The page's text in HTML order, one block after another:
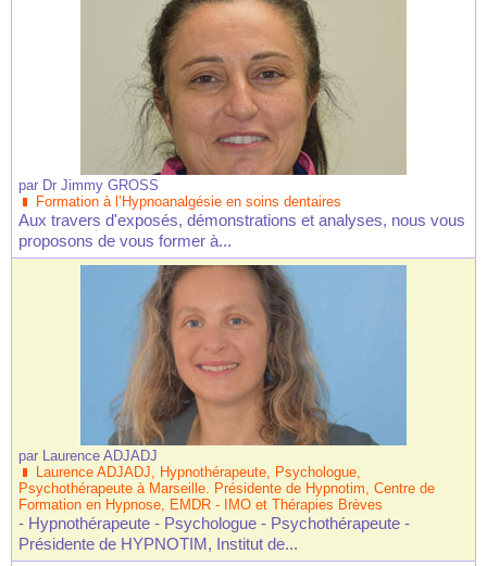
par Dr Jimmy GROSS
Formation à l’Hypnoanalgésie en soins dentaires
Aux travers d'exposés, démonstrations et analyses, nous vous
proposons de vous former à...
par Laurence ADJADJ
Laurence ADJADJ, Hypnothérapeute, Psychologue,
Psychothérapeute à Marseille. Présidente de Hypnotim, Centre de
Formation en Hypnose, EMDR - IMO et Thérapies Brèves
- Hypnothérapeute - Psychologue - Psychothérapeute -
Présidente de HYPNOTIM, Institut de...